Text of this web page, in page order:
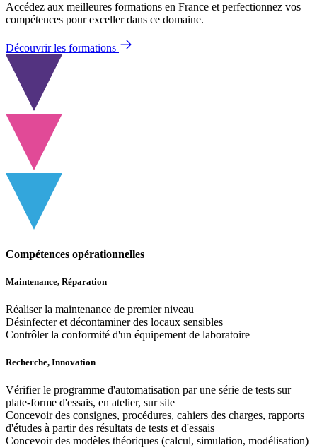
Accédez aux meilleures formations en France et perfectionnez vos
compétences pour exceller dans ce domaine.
Découvrir les formations
Compétences opérationnelles
Maintenance, Réparation
Réaliser la maintenance de premier niveau
Désinfecter et décontaminer des locaux sensibles
Contrôler la conformité d'un équipement de laboratoire
Recherche, Innovation
Vérifier le programme d'automatisation par une série de tests sur
plate-forme d'essais, en atelier, sur site
Concevoir des consignes, procédures, cahiers des charges, rapports
d'études à partir des résultats de tests et d'essais
Concevoir des modèles théoriques (calcul, simulation, modélisation)